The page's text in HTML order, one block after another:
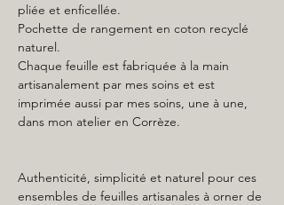
pliée et enficellée.
Pochette de rangement en coton recyclé
naturel.
Chaque feuille est fabriquée à la main
artisanalement par mes soins et est
imprimée aussi par mes soins, une à une,
dans mon atelier en Corrèze.
Authenticité, simplicité et naturel pour ces
ensembles de feuilles artisanales à orner de